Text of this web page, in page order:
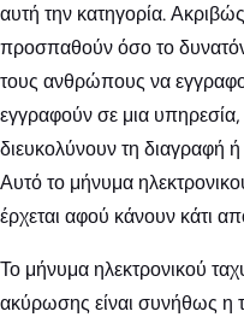
αυτή την κατηγορία.
προσπαθούν όσο το
τους ανθρώπους να
εγγραφούν σε μια
διευκολύνουν τη διαγραφή
Αυτό το μήνυμα
έρχεται αφού κάνουν κάτι
Το μήνυμα ηλεκτρονικού
ακύρωσης είναι συνήθως η